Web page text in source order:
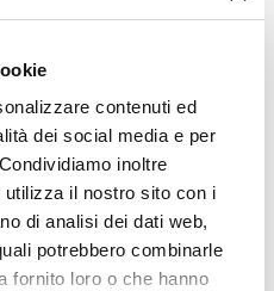
contenuti ed
dei social media e per
inoltre
il nostro sito con i
di analisi dei dati web,
potrebbero combinarle
fornito loro o che hanno
CODICE:ENP-32A
Pergola con tetto a lamelle
3x2 m in alluminio antracite
- Enea